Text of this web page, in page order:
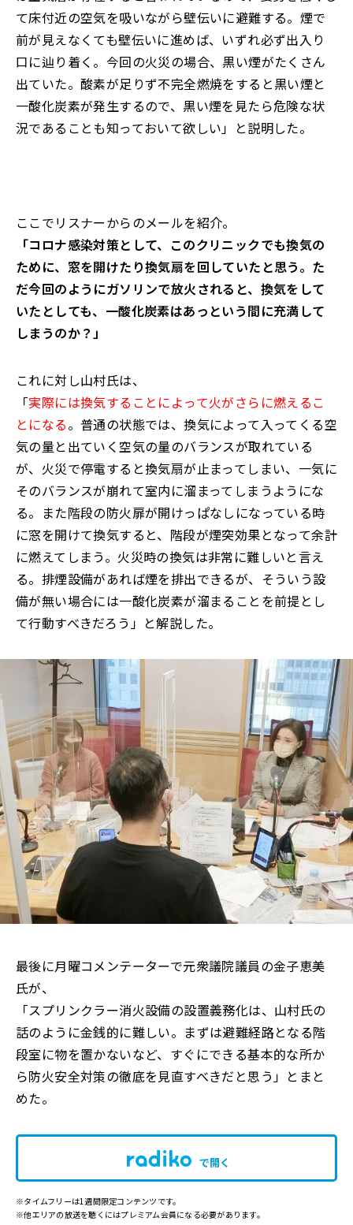
て床付近の空気を吸いながら壁伝いに避難する。煙で
前が見えなくても壁伝いに進めば、いずれ必ず出入り
口に辿り着く。今回の火災の場合、黒い煙がたくさん
出ていた。酸素が足りず不完全燃焼をすると黒い煙と
一酸化炭素が発生するので、黒い煙を見たら危険な状
況であることも知っておいて欲しい」と説明した。
ここでリスナーからのメールを紹介。
「コロナ感染対策として、このクリニックでも換気の
ために、窓を開けたり換気扇を回していたと思う。た
だ今回のようにガソリンで放火されると、換気をして
いたとしても、一酸化炭素はあっという間に充満して
しまうのか？」
これに対し山村氏は、
「実際には換気することによって火がさらに燃えるこ
とになる。普通の状態では、換気によって入ってくる空
気の量と出ていく空気の量のバランスが取れている
が、火災で停電すると換気扇が止まってしまい、一気に
そのバランスが崩れて室内に溜まってしまうようにな
る。また階段の防火扉が開けっぱなしになっている時
に窓を開けて換気すると、階段が煙突効果となって余計
に燃えてしまう。火災時の換気は非常に難しいと言え
る。排煙設備があれば煙を排出できるが、そういう設
備が無い場合には一酸化炭素が溜まることを前提とし
て行動すべきだろう」と解説した。
最後に月曜コメンテーターで元衆議院議員の金子恵美
氏が、
「スプリンクラー消火設備の設置義務化は、山村氏の
話のように金銭的に難しい。まずは避難経路となる階
段室に物を置かないなど、すぐにできる基本的な所か
ら防火安全対策の徹底を見直すべきだと思う」とまと
めた。
で開く
※タイムフリーは1週間限定コンテンツです。
※他エリアの放送を聴くにはプレミアム会員になる必要があります。